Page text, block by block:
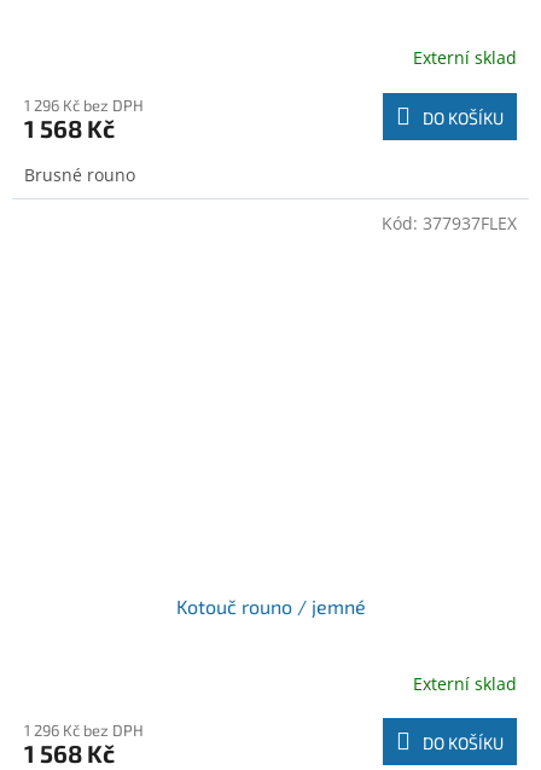
Externí sklad
1 296 Kč bez DPH
1 568 Kč DO KOŠÍKU
Brusné rouno
Kotouč rouno / jemné
Externí sklad
1 296 Kč bez DPH
1 568 Kč DO KOŠÍKU
Kód: 377937FLEX